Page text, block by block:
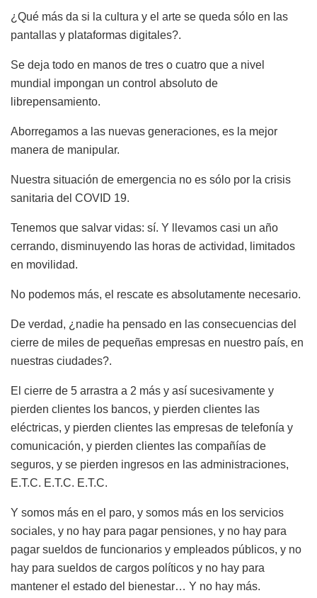
¿Qué más da si la cultura y el arte se queda sólo en las
pantallas y plataformas digitales?.
Se deja todo en manos de tres o cuatro que a nivel
mundial impongan un control absoluto de
librepensamiento.
Aborregamos a las nuevas generaciones, es la mejor
manera de manipular.
Nuestra situación de emergencia no es sólo por la crisis
sanitaria del COVID 19.
Tenemos que salvar vidas: sí. Y llevamos casi un año
cerrando, disminuyendo las horas de actividad, limitados
en movilidad.
No podemos más, el rescate es absolutamente necesario.
De verdad, ¿nadie ha pensado en las consecuencias del
cierre de miles de pequeñas empresas en nuestro país, en
nuestras ciudades?.
El cierre de 5 arrastra a 2 más y así sucesivamente y
pierden clientes los bancos, y pierden clientes las
eléctricas, y pierden clientes las empresas de telefonía y
comunicación, y pierden clientes las compañías de
seguros, y se pierden ingresos en las administraciones,
E.T.C. E.T.C. E.T.C.
Y somos más en el paro, y somos más en los servicios
sociales, y no hay para pagar pensiones, y no hay para
pagar sueldos de funcionarios y empleados públicos, y no
hay para sueldos de cargos políticos y no hay para
mantener el estado del bienestar… Y no hay más.